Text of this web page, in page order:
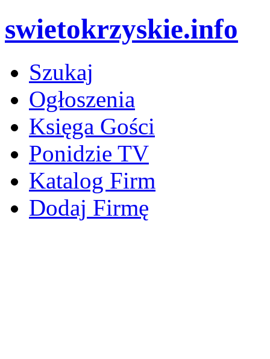
swietokrzyskie.info
Szukaj
Ogłoszenia
Księga Gości
Ponidzie TV
Katalog Firm
Dodaj Firmę